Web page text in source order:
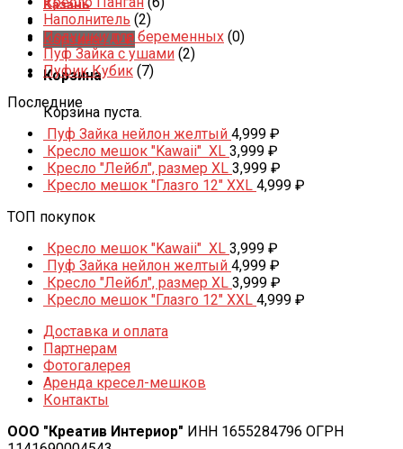
Казань
Корзина /0₽
Корзина
Корзина пуста.
Наполнитель (2)
Подушки для беременных (0)
Пуф Зайка с ушами (2)
Пуфик Кубик (7)
Последние
Пуф Зайка нейлон желтый 4,999 ₽
Кресло мешок "Kawaii" XL 3,999 ₽
Кресло "Лейбл", размер XL 3,999 ₽
Кресло мешок "Глазго 12" XXL 4,999 ₽
ТОП покупок
Кресло мешок "Kawaii" XL 3,999 ₽
Пуф Зайка нейлон желтый 4,999 ₽
Кресло "Лейбл", размер XL 3,999 ₽
Кресло мешок "Глазго 12" XXL 4,999 ₽
Доставка и оплата
Партнерам
Фотогалерея
Аренда кресел-мешков
Контакты
ООО "Креатив Интериор" ИНН 1655284796 ОГРН